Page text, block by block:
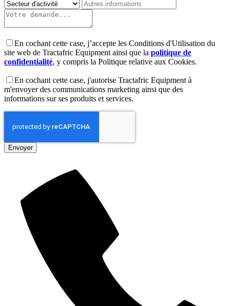
En cochant cette case, j’accepte les Conditions d'Utilisation du
site web de Tractafric Equipment ainsi que la politique de
confidentialité, y compris la Politique relative aux Cookies.
En cochant cette case, j'autorise Tractafric Equipment à
m'envoyer des communications marketing ainsi que des
informations sur ses produits et services.